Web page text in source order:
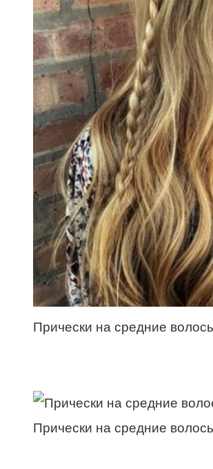
Прически на средние
Прически на средние